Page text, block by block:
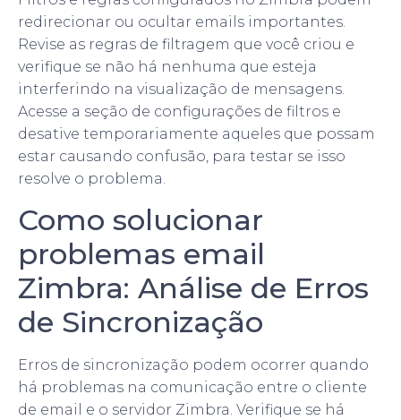
redirecionar ou ocultar emails importantes.
Revise as regras de filtragem que você criou e
verifique se não há nenhuma que esteja
interferindo na visualização de mensagens.
Acesse a seção de configurações de filtros e
desative temporariamente aqueles que possam
estar causando confusão, para testar se isso
resolve o problema.
Como solucionar
problemas email
Zimbra: Análise de Erros
de Sincronização
Erros de sincronização podem ocorrer quando
há problemas na comunicação entre o cliente
de email e o servidor Zimbra. Verifique se há